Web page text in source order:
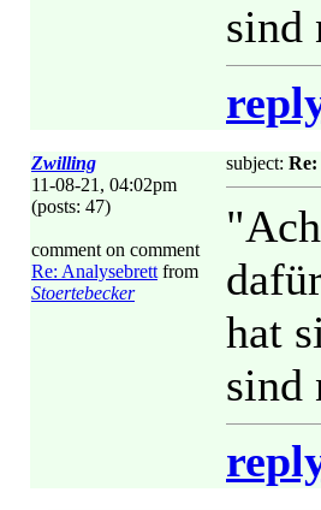
sind
Zwilling
11-08-21, 04:02pm
(posts: 47)
comment on comment
Re: Analysebrett from
Stoertebecker
subject: Re:
hat
sind